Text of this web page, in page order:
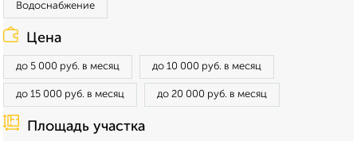
Водоснабжение
Цена
до 5 000 руб. в месяц до 10 000 руб. в месяц
до 15 000 руб. в месяц до 20 000 руб. в месяц
Площадь участка